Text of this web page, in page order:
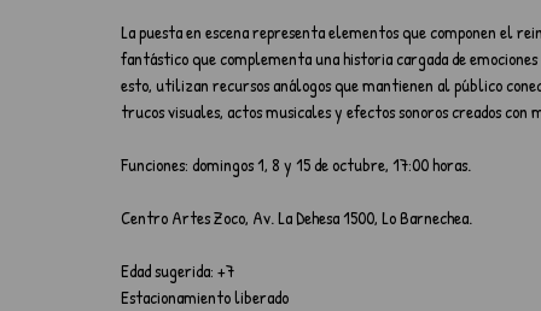
La puesta en escena representa elementos que componen el
fantástico que complementa una historia cargada de
esto, utilizan recursos análogos que mantienen al público
trucos visuales, actos musicales y efectos sonoros creados con
Funciones: domingos 1, 8 y 15 de octubre, 17:00 horas.
Centro Artes Zoco, Av. La Dehesa 1500, Lo Barnechea.
Edad sugerida: +7
Estacionamiento liberado